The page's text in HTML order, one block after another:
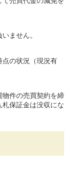
ません。
点の状況（現況有
件の売買契約を締
保証金は没収にな